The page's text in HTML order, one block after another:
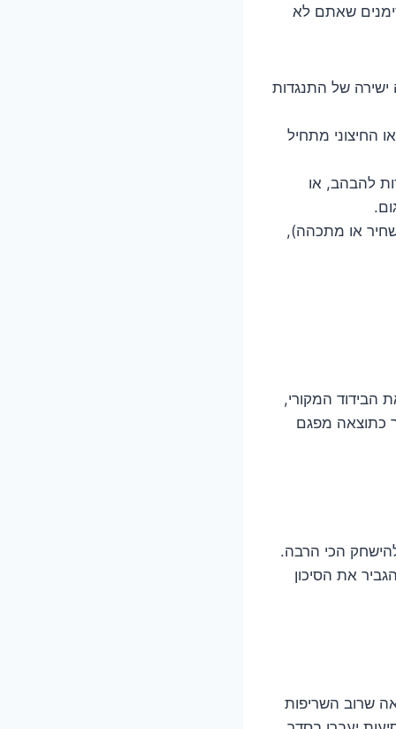
שאתם לא
של התנגדות
החיצוני מתחיל
להבהב, או
או מתכהה),
הבידוד המקורי,
כתוצאה מפגם
הכי הרבה.
את הסיכון
שרוב השריפות